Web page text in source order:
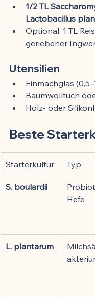
1/2 TL
Lactobacillus
Optional: 1 TL
geriebener
Utensilien
Einmachglas
Baumwolltuch
Holz- oder
Beste
Starterkultur Typ
S. boulardii
Hefe
L. plantarum